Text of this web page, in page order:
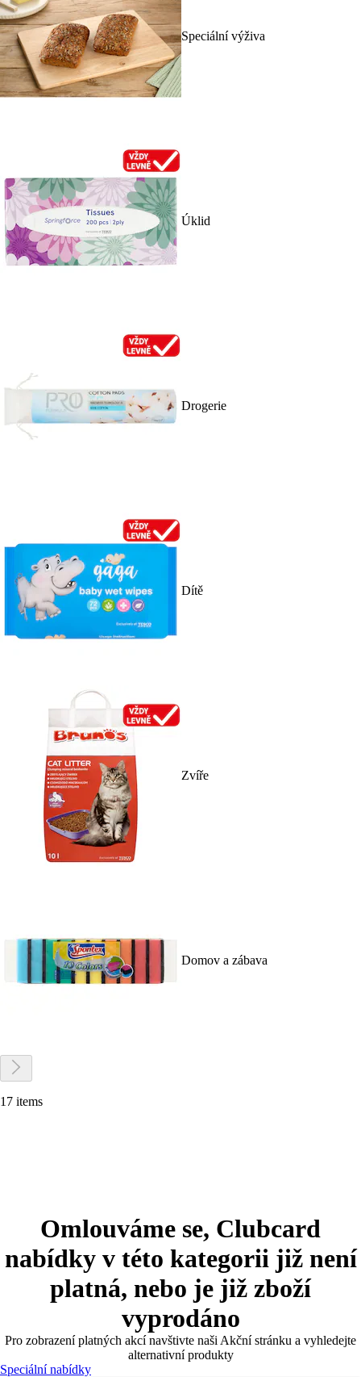
Speciální výživa
Úklid
Drogerie
Dítě
Zvíře
Domov a zábava
17 items
Omlouváme se, Clubcard
nabídky v této kategorii již není
platná, nebo je již zboží
vyprodáno
Pro zobrazení platných akcí navštivte naši Akční stránku a vyhledejte
alternativní produkty
Speciální nabídky